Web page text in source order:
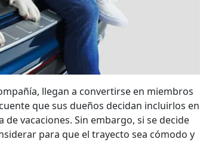
llegan a convertirse en miembros
que sus dueños decidan incluirlos en
vacaciones. Sin embargo, si se decide
para que el trayecto sea cómodo y